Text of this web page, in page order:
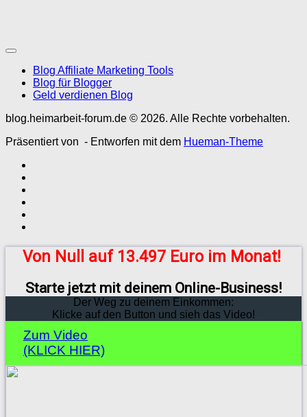
Blog Affiliate Marketing Tools
Blog für Blogger
Geld verdienen Blog
blog.heimarbeit-forum.de © 2026. Alle Rechte vorbehalten.
Präsentiert von - Entworfen mit dem Hueman-Theme
Von Null auf 13.497 Euro im Monat!
Starte jetzt mit deinem Online-Business!
Der Weg zu deinem Einkommen:
Klicke auf den Button und sieh das Video!
Zum Video
(KLICK HIER)